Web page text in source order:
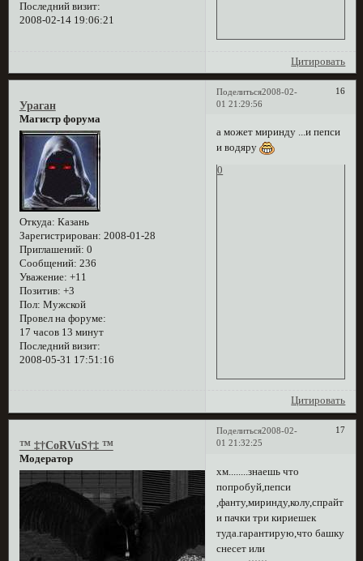
Последний визит:
2008-02-14 19:06:21
Цитировать
Поделиться 16
2008-02-
01 21:29:56
Ураган
Магистр форума
Откуда: Казань
Зарегистрирован: 2008-01-28
Приглашений: 0
Сообщений: 236
Уважение: +11
Позитив: +3
Пол: Мужской
Провел на форуме:
17 часов 13 минут
Последний визит:
2008-05-31 17:51:16
а может миринду ...и пепси
и водяру
0
Цитировать
Поделиться 17
2008-02-
01 21:32:25
™ ‡†CoRVuS†‡ ™
Модератор
хм........знаешь что
попробуй,пепси
,фанту,миринду,колу,спрайт
и пачки три кириешек
туда.гарантирую,что башку
снесет или